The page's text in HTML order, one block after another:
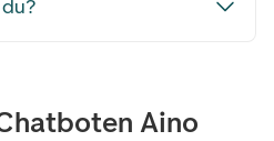
Aino